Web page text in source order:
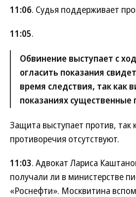
11:06. Судья поддерживает
11:05.
Обвинение выступает с
огласить показания
время следствия, так как
показаниях существенные
Защита выступает против, так
противоречия отсутствуют.
11:03. Адвокат Лариса
получали ли в министерстве
«Роснефти». Москвитина